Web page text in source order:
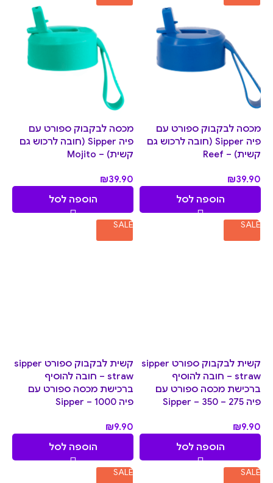
מכסה לבקבוק ספורט עם
פיה Sipper (חובה לרכוש גם
קשית) – Reef
₪39.90
הוספה לסל
מכסה לבקבוק ספורט עם
פיה Sipper (חובה לרכוש גם
קשית) – Mojito
₪39.90
הוספה לסל
SALE
קשית לבקבוק ספורט sipper
straw – חובה להוסיף
ברכישת מכסה ספורט עם
פיה Sipper – 350 – 275
₪9.90
הוספה לסל
SALE
קשית לבקבוק ספורט sipper
straw – חובה להוסיף
ברכישת מכסה ספורט עם
פיה Sipper – 1000
₪9.90
הוספה לסל
SALE
SALE